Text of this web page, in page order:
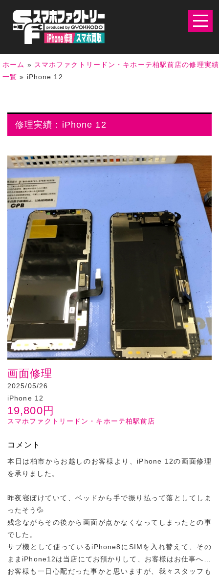
ホーム » スマホファクトリードン・キホーテ柏駅前店の修理実績
一覧 » iPhone 12
修理実績：iPhone 12
画面修理
2025/05/26
iPhone 12
19,800 円
スマホファクトリードン・キホーテ柏駅前店
コメント
本日は柏市からお越しのお客様より、iPhone 12の画面修理
を承りました。
昨夜寝ぼけていて、ベッドから手で振り払って落としてしま
ったそう💦
残念ながらその後から画面が点かなくなってしまったとの事
でした。
サブ機として使っているiPhone8にSIMを入れ替えて、その
ままiPhone12は当店にてお預かりして、お客様はお仕事へ…
お客様も一日心配だった事かと思いますが、我々スタッフも